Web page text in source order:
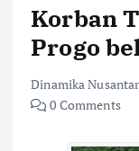
Korban
Progo
Dinamika
0 Comments